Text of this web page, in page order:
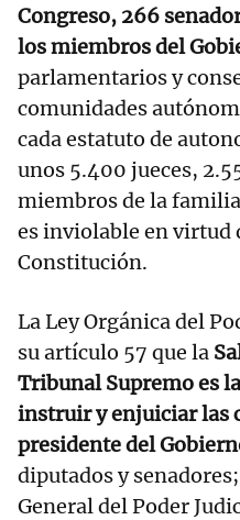
Congreso, 266
los miembros del
parlamentarios y
comunidades
cada estatuto de
unos 5.400 jueces,
miembros de la
es inviolable en virtud
Constitución.
La Ley Orgánica del
su artículo 57 que la
Tribunal Supremo es
instruir y enjuiciar las
presidente del
diputados y
General del Poder